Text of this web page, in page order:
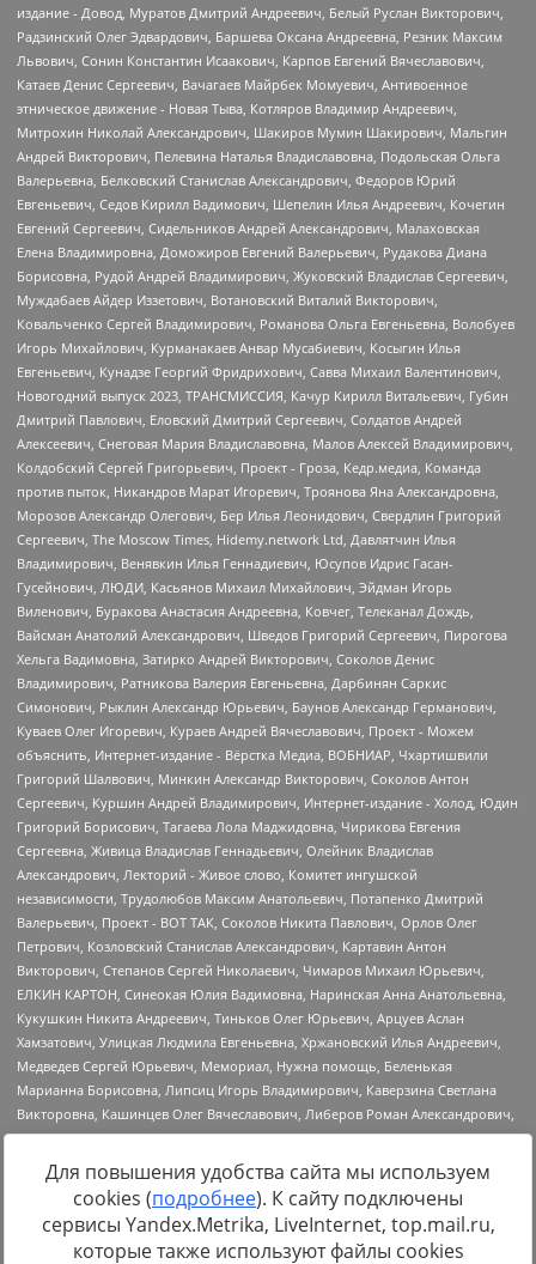
https://minjust.gov.ru/uploaded/files/reestr-
inostrannyih-agentov-22-03-2024.pdfданные на22.03.2024
Для повышения удобства сайта мы используем
cookies (подробнее). К сайту подключены
сервисы Yandex.Metrika, LiveInternet, top.mail.ru,
которые также используют файлы cookies